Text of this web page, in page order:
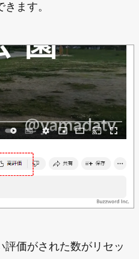
ます。
評価がされた数がリセッ